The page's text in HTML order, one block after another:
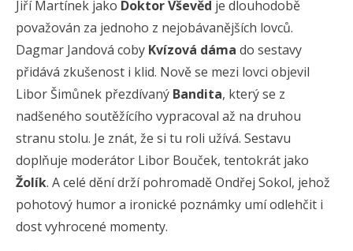
Jiří Martínek jako Doktor Vševěd je dlouhodobě
považován za jednoho z nejobávanějších lovců.
Dagmar Jandová coby Kvízová dáma do sestavy
přidává zkušenost i klid. Nově se mezi lovci objevil
Libor Šimůnek přezdívaný Bandita, který se z
nadšeného soutěžícího vypracoval až na druhou
stranu stolu. Je znát, že si tu roli užívá. Sestavu
doplňuje moderátor Libor Bouček, tentokrát jako
Žolík. A celé dění drží pohromadě Ondřej Sokol, jehož
pohotový humor a ironické poznámky umí odlehčit i
dost vyhrocené momenty.